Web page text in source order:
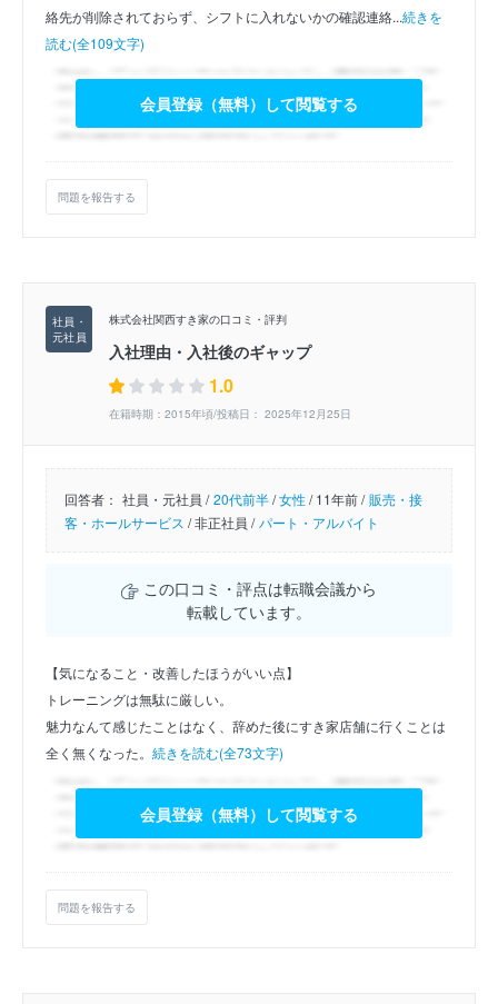
絡先が削除されておらず、シフトに入れないかの確認連絡...続きを
読む(全109文字)
会員登録（無料）して閲覧する
問題を報告する
株式会社関西すき家の口コミ・評判
入社理由・入社後のギャップ
1.0
在籍時期：2015年頃/投稿日： 2025年12月25日
回答者： 社員・元社員 / 20代前半/女性/11年前 / 販売・接
客・ホールサービス /非正社員 / パート・アルバイト
この口コミ・評点は転職会議から
転載しています。
【気になること・改善したほうがいい点】
トレーニングは無駄に厳しい。
魅力なんて感じたことはなく、辞めた後にすき家店舗に行くことは
全く無くなった。 続きを読む(全73文字)
会員登録（無料）して閲覧する
問題を報告する